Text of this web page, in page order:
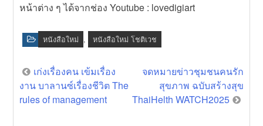
หน้าต่าง ๆ ได้จากช่อง Youtube : lovedigiart
หนังสือใหม่ , หนังสือใหม่ โชติเวช
Post
navigation
เก่งเรื่องคน เข้มเรื่อง
งาน บาลานซ์เรื่องชีวิต The
rules of management
จดหมายข่าวชุมชนคนรัก
สุขภาพ ฉบับสร้างสุข
ThaiHelth WATCH2025